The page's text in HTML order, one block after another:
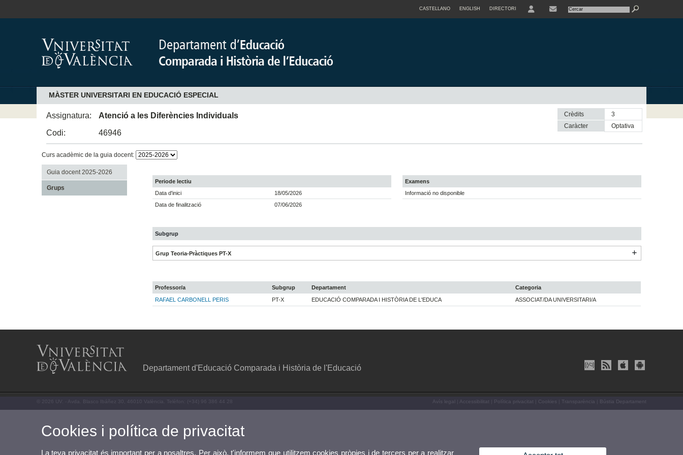
CASTELLANO ENGLISH DIRECTORI
MÀSTER UNIVERSITARI EN EDUCACIÓ ESPECIAL
Assignatura:
Atenció a les Diferències Individuals
Codi:
46946
Crèdits
3
Caràcter
optativa
Curs acadèmic de la guia docent:
Guia docent 2025-2026
Grups
Periode lectiu
Data d'inici
18/05/2026
Data de finalització
07/06/2026
Examens
Informació no disponible
Subgrup
Grup Teoria-Pràctiques PT-X
Professor/a Subgrup Departament
Categoria
RAFAEL CARBONELL PERIS
PT-X EDUCACIÓ COMPARADA I HISTÒRIA DE L'EDUCA ASSOCIAT/DA UNIVERSITARI/A
Departament d'Educació Comparada i Història de l'Educació
© 2026 UV. - Avda. Blasco Ibáñez 30, 46010 València. Telèfon: (+34) 96 386 44 28 Avís legal Accessibilitat Política privacitat Cookies Transparència Bústia Departament
Cookies i política de privacitat
La teva privacitat és important per a nosaltres. Per això, t'informem que utilitzem cookies pròpies i de tercers per a realitzar